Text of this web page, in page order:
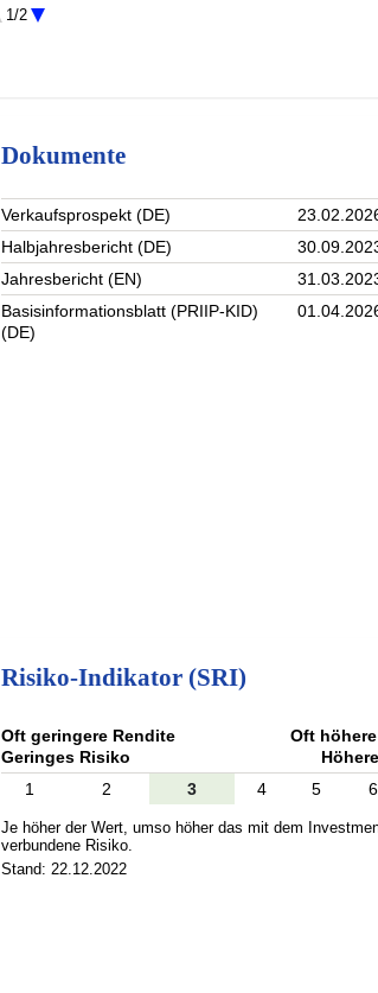
Columbia Threadneedle Lux I - European Short-Term
1/2
Dokumente
Verkaufsprospekt (DE)
Halbjahresbericht (DE)
Jahresbericht (EN)
Basisinformationsblatt (PRIIP-KID)
(DE)
Risiko-Indikator (SRI)
Oft geringere Rendite
Geringes Risiko
Oft
1
2 3 4 5 6
Je höher der Wert, umso höher das mit dem
verbundene Risiko.
Stand: 22.12.2022